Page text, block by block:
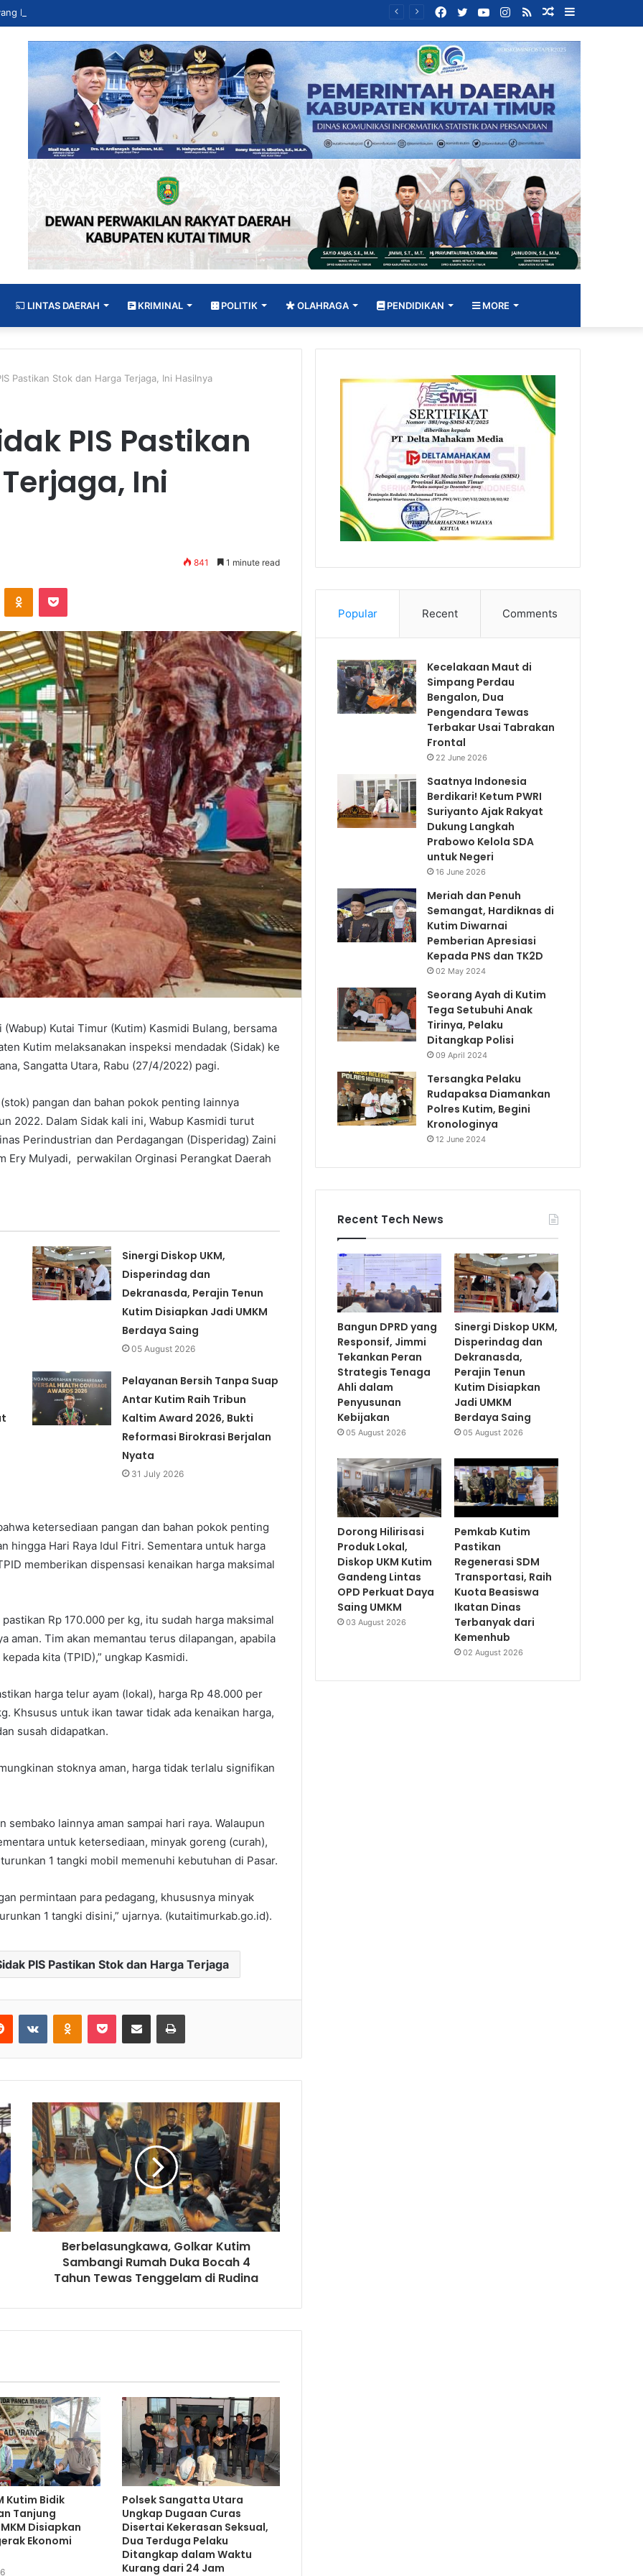
Random
Article
RSS
Instagram
YouTube
Twitter
Facebook
LINTAS DAERAH KRIMINAL POLITIK OLAHRAGA PENDIDIKAN MORE
Pastikan Stok dan Harga Terjaga, Ini Hasilnya
PIS Pastikan
Ini
841 1 minute read
(Wabup) Kutai Timur (Kutim) Kasmidi Bulang, bersama
Kutim melaksanakan inspeksi mendadak (Sidak) ke
Sangatta Utara, Rabu (27/4/2022) pagi.
pangan dan bahan pokok penting lainnya
2022. Dalam Sidak kali ini, Wabup Kasmidi turut
Perindustrian dan Perdagangan (Disperidag) Zaini
Ery Mulyadi, perwakilan Orginasi Perangkat Daerah
Sinergi Diskop UKM,
Disperindag dan
Dekranasda, Perajin Tenun
Kutim Disiapkan Jadi UMKM
Berdaya Saing
05 August 2026
Pelayanan Bersih Tanpa Suap
Antar Kutim Raih Tribun
Kaltim Award 2026, Bukti
Reformasi Birokrasi Berjalan
Nyata
31 July 2026
ketersediaan pangan dan bahan pokok penting
hingga Hari Raya Idul Fitri. Sementara untuk harga
memberikan dispensasi kenaikan harga maksimal
Rp 170.000 per kg, itu sudah harga maksimal
aman. Tim akan memantau terus dilapangan, apabila
kita (TPID),” ungkap Kasmidi.
harga telur ayam (lokal), harga Rp 48.000 per
Khsusus untuk ikan tawar tidak ada kenaikan harga,
susah didapatkan.
stoknya aman, harga tidak terlalu signifikan
lainnya aman sampai hari raya. Walaupun
untuk ketersediaan, minyak goreng (curah),
1 tangki mobil memenuhi kebutuhan di Pasar.
permintaan para pedagang, khususnya minyak
1 tangki disini,” ujarnya. (kutaitimurkab.go.id).
PIS Pastikan Stok dan Harga Terjaga
Berbelasungkawa, Golkar Kutim
Sambangi Rumah Duka Bocah 4
Tahun Tewas Tenggelam di Rudina
Kutim Bidik
Tanjung
Disiapkan
Ekonomi
Polsek Sangatta Utara
Ungkap Dugaan Curas
Disertai Kekerasan Seksual,
Dua Terduga Pelaku
Ditangkap dalam Waktu
Kurang dari 24 Jam
Popular Recent Comments
Kecelakaan Maut di
Simpang Perdau
Bengalon, Dua
Pengendara Tewas
Terbakar Usai Tabrakan
Frontal
22 June 2026
Saatnya Indonesia
Berdikari! Ketum PWRI
Suriyanto Ajak Rakyat
Dukung Langkah
Prabowo Kelola SDA
untuk Negeri
16 June 2026
Meriah dan Penuh
Semangat, Hardiknas di
Kutim Diwarnai
Pemberian Apresiasi
Kepada PNS dan TK2D
02 May 2024
Seorang Ayah di Kutim
Tega Setubuhi Anak
Tirinya, Pelaku
Ditangkap Polisi
09 April 2024
Tersangka Pelaku
Rudapaksa Diamankan
Polres Kutim, Begini
Kronologinya
12 June 2024
Recent Tech News
Bangun DPRD yang
Responsif, Jimmi
Tekankan Peran
Strategis Tenaga
Ahli dalam
Penyusunan
Kebijakan
05 August 2026
Sinergi Diskop UKM,
Disperindag dan
Dekranasda,
Perajin Tenun
Kutim Disiapkan
Jadi UMKM
Berdaya Saing
05 August 2026
Dorong Hilirisasi
Produk Lokal,
Diskop UKM Kutim
Gandeng Lintas
OPD Perkuat Daya
Saing UMKM
03 August 2026
Pemkab Kutim
Pastikan
Regenerasi SDM
Transportasi, Raih
Kuota Beasiswa
Ikatan Dinas
Terbanyak dari
Kemenhub
02 August 2026